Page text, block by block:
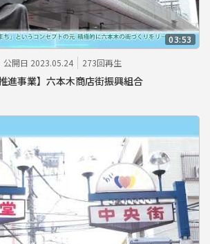
03:53
公開日 2023.05.24 273回再生
進事業】六本木商店街振興組合